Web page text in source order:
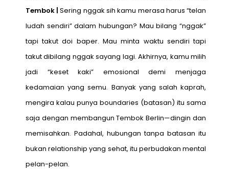
Tembok |Sering nggak sih kamu merasa harus “telan
ludah sendiri” dalam hubungan? Mau bilang “nggak”
tapi takut doi baper. Mau minta waktu sendiri tapi
takut dibilang nggak sayang lagi. Akhirnya, kamu milih
jadi “keset kaki” emosional demi menjaga
kedamaian yang semu. Banyak yang salah kaprah,
mengira kalau punya boundaries (batasan) itu sama
saja dengan membangun Tembok Berlin—dingin dan
memisahkan. Padahal, hubungan tanpa batasan itu
bukan relationship yang sehat, itu perbudakan mental
pelan-pelan.